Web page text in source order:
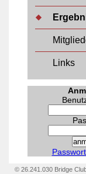
Links
© 26.241.030 Bridge